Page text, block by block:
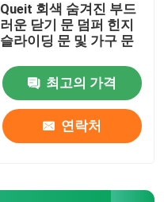
Queit 회색 숨겨진 부드
러운 닫기 문 덤퍼 힌지
슬라이딩 문 및 가구 문
최고의 가격
연락처